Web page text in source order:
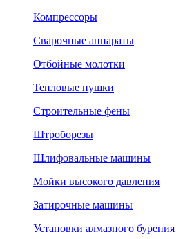
Компрессоры
Сварочные аппараты
Отбойные молотки
Тепловые пушки
Строительные фены
Штроборезы
Шлифовальные машины
Мойки высокого давления
Затирочные машины
Установки алмазного бурения